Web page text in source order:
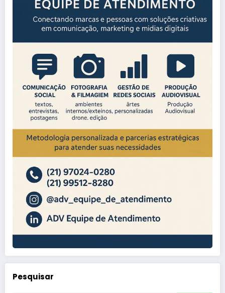
Pesquisar